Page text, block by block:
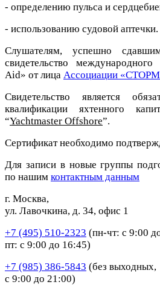
- определению пульса и
- использованию судовой аптечки.
Слушателям, успешно
свидетельство
Aid» от лица Ассоциации
Свидетельство является
квалификации яхтенного
“Yachtmaster Offshore”.
Сертификат необходимо
Для записи в новые группы
по нашим контактным данным
г. Москва,
ул. Лавочкина, д. 34, офис 1
+7 (495) 510-2323 (пн-чт: с 9:00
пт: с 9:00 до 16:45)
+7 (985) 386-5843 (без выходных,
с 9:00 до 21:00)